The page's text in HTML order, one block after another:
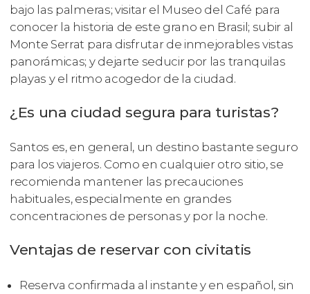
bajo las palmeras; visitar el Museo del Café para
conocer la historia de este grano en Brasil; subir al
Monte Serrat para disfrutar de inmejorables vistas
panorámicas; y dejarte seducir por las tranquilas
playas y el ritmo acogedor de la ciudad.
¿Es una ciudad segura para turistas?
Santos es, en general, un destino bastante seguro
para los viajeros. Como en cualquier otro sitio, se
recomienda mantener las precauciones
habituales, especialmente en grandes
concentraciones de personas y por la noche.
Ventajas de reservar con civitatis
Reserva confirmada al instante y en español, sin